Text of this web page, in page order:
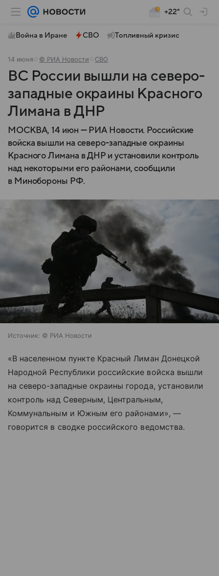
+22°
Война в Иране СВО Топливный кризис
14 июня © РИА Новости СВО
ВС России вышли на северо-
западные окраины Красного
Лимана в ДНР
МОСКВА, 14 июн — РИА Новости. Российские
войска вышли на северо-западные окраины
Красного Лимана в ДНР и установили контроль
над некоторыми его районами, сообщили
в Минобороны РФ.
Источник: © РИА Новости
«В населенном пункте Красный Лиман Донецкой
Народной Республики российские войска вышли
на северо-западные окраины города, установили
контроль над Северным, Центральным,
Коммунальным и Южным его районами», —
говорится в сводке российского ведомства.